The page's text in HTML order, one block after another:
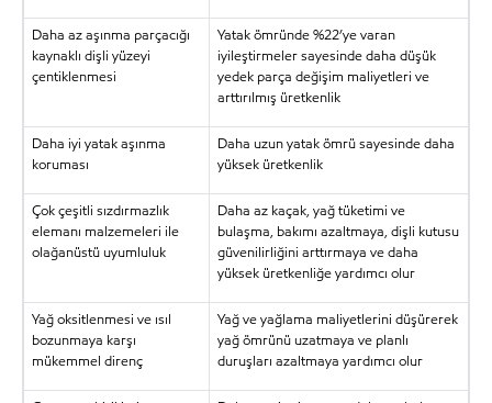
Daha az aşınma parçacığı
kaynaklı dişli yüzeyi
çentiklenmesi
Yatak ömründe %22’ye varan
iyileştirmeler sayesinde daha düşük
yedek parça değişim maliyetleri ve
arttırılmış üretkenlik
Daha iyi yatak aşınma
koruması
Daha uzun yatak ömrü sayesinde daha
yüksek üretkenlik
Çok çeşitli sızdırmazlık
elemanı malzemeleri ile
olağanüstü uyumluluk
Daha az kaçak, yağ tüketimi ve
bulaşma, bakımı azaltmaya, dişli kutusu
güvenilirliğini arttırmaya ve daha
yüksek üretkenliğe yardımcı olur
Yağ oksitlenmesi ve ısıl
bozunmaya karşı
mükemmel direnç
Yağ ve yağlama maliyetlerini düşürerek
yağ ömrünü uzatmaya ve planlı
duruşları azaltmaya yardımcı olur